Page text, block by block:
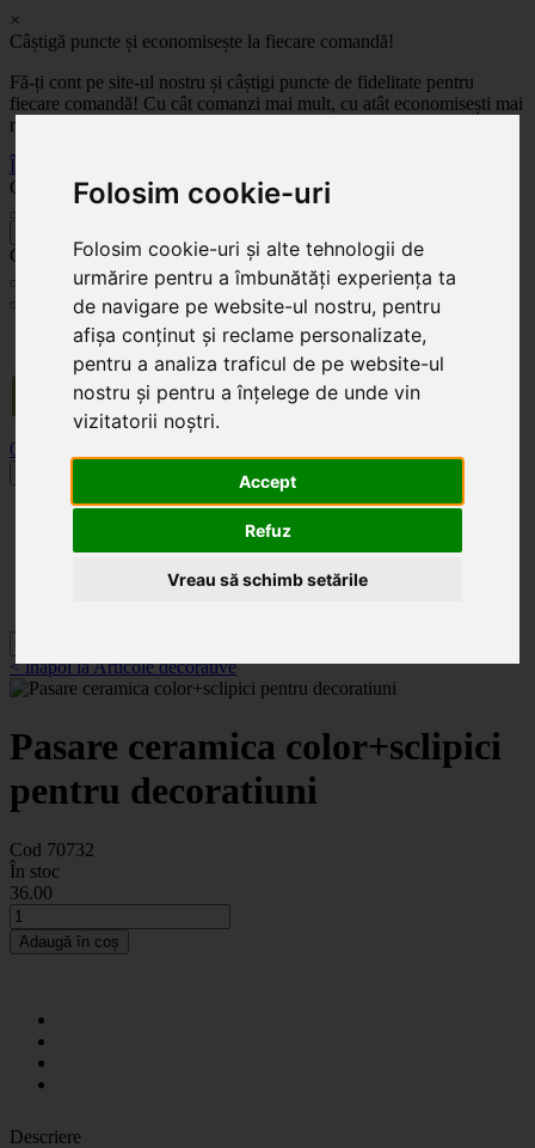
Folosim cookie-uri
Folosim cookie-uri și alte tehnologii de
urmărire pentru a îmbunătăți experiența ta
de navigare pe website-ul nostru, pentru
afișa conținut și reclame personalizate,
pentru a analiza traficul de pe website-ul
nostru și pentru a înțelege de unde vin
vizitatorii noștri.
Accept
Refuz
Vreau să schimb setările
×
Câștigă puncte și economisește la fiecare comandă!
Fă-ți cont pe site-ul nostru și câștigi puncte de fidelitate pentru
fiecare comandă! Cu cât comanzi mai mult, cu atât economisești mai
mult!
Înregistrează-te acum
Celoplast
Celoplast
Transportul este GRATUIT pentru comenzile mai mari de 350 Lei. Comanda minimă în
valoare de 100 Lei. Expediere în 1 - 2 zile lucrătoare.
0
Acasă
Noutăți
< înapoi la Articole decorative
Pasare ceramica color+sclipici
pentru decoratiuni
Cod 70732
În stoc
36.00
Adaugă în coș
Descriere